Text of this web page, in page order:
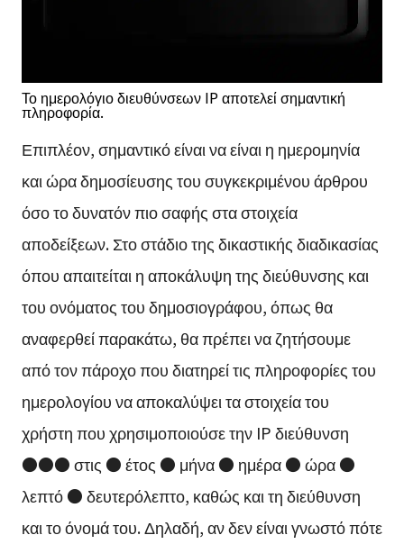
Το ημερολόγιο διευθύνσεων IP αποτελεί σημαντική
πληροφορία.
Επιπλέον, σημαντικό είναι να είναι η ημερομηνία
και ώρα δημοσίευσης του συγκεκριμένου άρθρου
όσο το δυνατόν πιο σαφής στα στοιχεία
αποδείξεων. Στο στάδιο της δικαστικής διαδικασίας
όπου απαιτείται η αποκάλυψη της διεύθυνσης και
του ονόματος του δημοσιογράφου, όπως θα
αναφερθεί παρακάτω, θα πρέπει να ζητήσουμε
από τον πάροχο που διατηρεί τις πληροφορίες του
ημερολογίου να αποκαλύψει τα στοιχεία του
χρήστη που χρησιμοποιούσε την IP διεύθυνση
●●● στις ● έτος ● μήνα ● ημέρα ● ώρα ●
λεπτό ● δευτερόλεπτο, καθώς και τη διεύθυνση
και το όνομά του. Δηλαδή, αν δεν είναι γνωστό πότε